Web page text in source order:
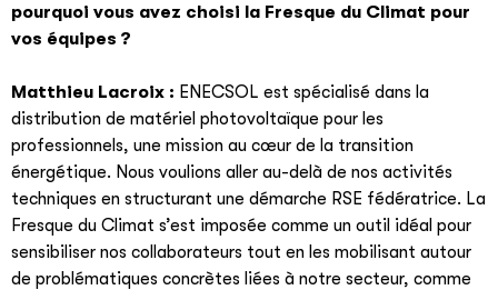
pourquoi vous avez choisi la Fresque du Climat pour
vos équipes ?
Matthieu Lacroix : ENECSOL est spécialisé dans la
distribution de matériel photovoltaïque pour les
professionnels, une mission au cœur de la transition
énergétique. Nous voulions aller au-delà de nos activités
techniques en structurant une démarche RSE fédératrice. La
Fresque du Climat s’est imposée comme un outil idéal pour
sensibiliser nos collaborateurs tout en les mobilisant autour
de problématiques concrètes liées à notre secteur, comme